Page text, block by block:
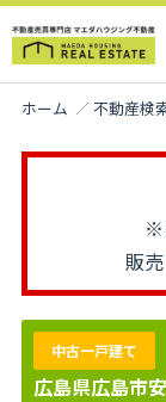
ホーム 不動産検
※
販
中古一戸建て
広島県広島市